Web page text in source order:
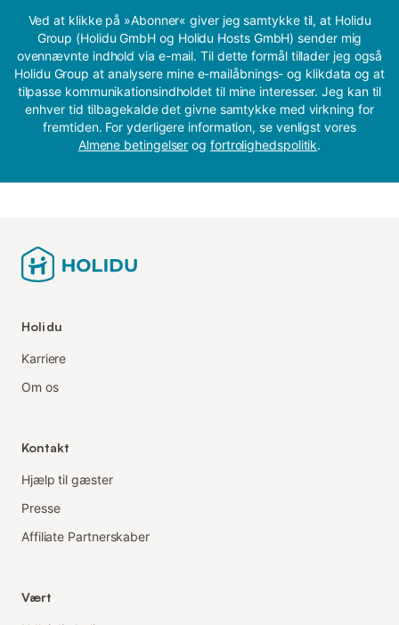
Ved at klikke på »Abonner« giver jeg samtykke til, at Holidu
Group (Holidu GmbH og Holidu Hosts GmbH) sender mig
ovennævnte indhold via e-mail. Til dette formål tillader jeg også
Holidu Group at analysere mine e-mailåbnings- og klikdata og at
tilpasse kommunikationsindholdet til mine interesser. Jeg kan til
enhver tid tilbagekalde det givne samtykke med virkning for
fremtiden. For yderligere information, se venligst vores
Almene betingelser og fortrolighedspolitik.
Holidu
Karriere
Om os
Kontakt
Hjælp til gæster
Presse
Affiliate Partnerskaber
Vært